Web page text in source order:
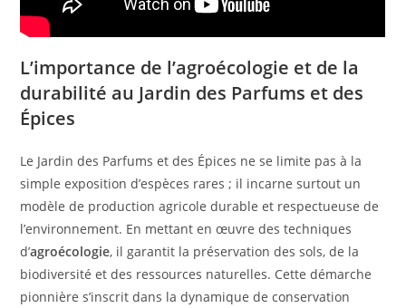
L’importance de l’agroécologie et de la
durabilité au Jardin des Parfums et des
Épices
Le Jardin des Parfums et des Épices ne se limite pas à la
simple exposition d’espèces rares ; il incarne surtout un
modèle de production agricole durable et respectueuse de
l’environnement. En mettant en œuvre des techniques
d’agroécologie, il garantit la préservation des sols, de la
biodiversité et des ressources naturelles. Cette démarche
pionnière s’inscrit dans la dynamique de conservation